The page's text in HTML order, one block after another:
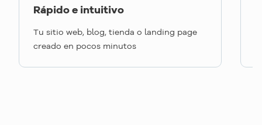
Rápido e intuitivo
Tu sitio web, blog, tienda o landing page
creado en pocos minutos